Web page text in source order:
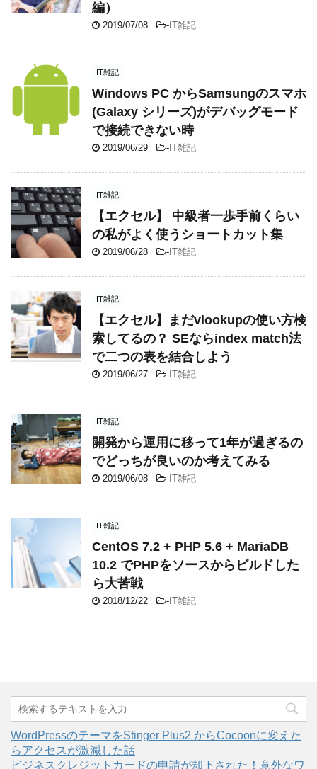
編）
2019/07/08 - IT雑記
IT雑記
Windows PC からSamsungのスマホ
(Galaxy シリーズ)がデバッグモード
で接続できない時
2019/06/29 - IT雑記
IT雑記
【エクセル】 中級者一歩手前くらい
の私がよく使うショートカット集
2019/06/28 - IT雑記
IT雑記
【エクセル】まだvlookupの使い方検
索してるの？ SEならindex match法
で二つの表を結合しよう
2019/06/27 - IT雑記
IT雑記
開発から運用に移って1年が過ぎるの
でどっちが良いのか考えてみる
2019/06/08 - IT雑記
IT雑記
CentOS 7.2 + PHP 5.6 + MariaDB
10.2 でPHPをソースからビルドした
ら大苦戦
2018/12/22 - IT雑記
WordPressのテーマをStinger Plus2 からCocoonに変えた
らアクセスが激減した話
ビジネスクレジットカードの申請が却下された！意外なワ